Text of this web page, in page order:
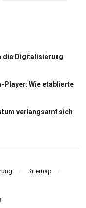
die Digitalisierung
Player: Wie etablierte
verlangsamt sich
Sitemap